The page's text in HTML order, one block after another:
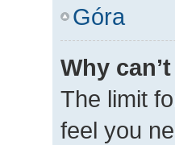
Góra
Why
The limit
feel you